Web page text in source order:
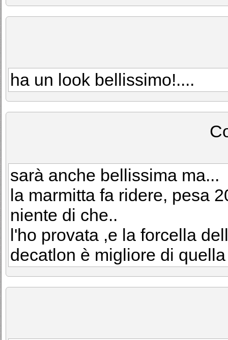
ha un look bellissimo!....
sarà anche bellissima ma...
la marmitta fa ridere, pesa
niente di che..
l'ho provata ,e la forcella
decatlon è migliore di